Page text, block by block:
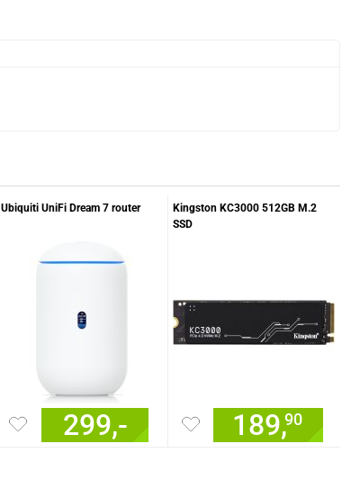
Ubiquiti UniFi Dream 7 router
299,-
Kingston KC3000 512GB M.2
SSD
189,90